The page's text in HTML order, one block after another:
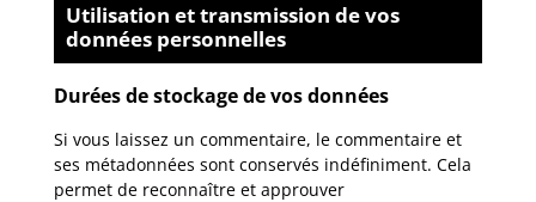
Utilisation et transmission de vos
données personnelles
Durées de stockage de vos données
Si vous laissez un commentaire, le commentaire et
ses métadonnées sont conservés indéfiniment. Cela
permet de reconnaître et approuver